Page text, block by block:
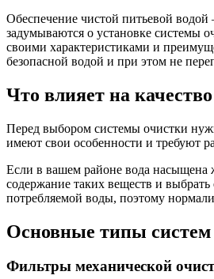
Обеспечение чистой питьевой
задумываются о установке системы
своими характеристиками и
безопасной водой и при этом не
Что влияет на
Перед выбором системы очистки
имеют свои особенности и требуют
Если в вашем районе вода насыщена
содержание таких веществ и выбрать
потребляемой воды, поэтому
Основные типы
Фильтры механической